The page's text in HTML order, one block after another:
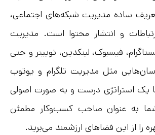
ساده مدیریت شبکه‌های اجتماعی،
و انتشار محتوا است. مدیریت
فیسبوک، لینکدین، توییتر و حتی
مثل مدیریت تلگرام و یوتوب
یک استراتژی درست و به صورت اصولی
به عنوان صاحب کسب‌و‌کار مطمئن
را از این فضاهای ارزشمند می‌برید.